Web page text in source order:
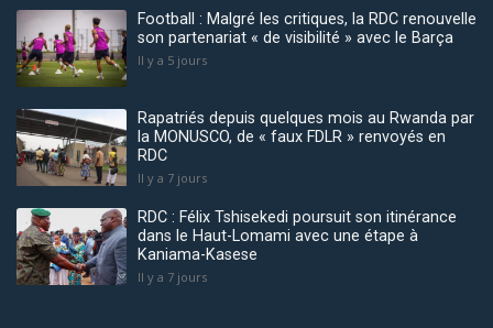
Football : Malgré les critiques, la RDC renouvelle
son partenariat « de visibilité » avec le Barça
Il y a 5 jours
Rapatriés depuis quelques mois au Rwanda par
la MONUSCO, de « faux FDLR » renvoyés en
RDC
Il y a 7 jours
RDC : Félix Tshisekedi poursuit son itinérance
dans le Haut-Lomami avec une étape à
Kaniama-Kasese
Il y a 7 jours